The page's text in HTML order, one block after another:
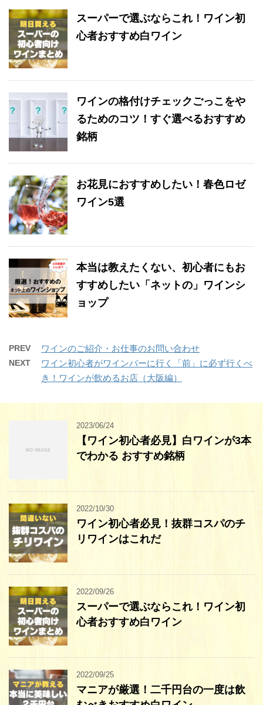
スーパーで選ぶならこれ！ワイン初
心者おすすめ白ワイン
ワインの格付けチェックごっこをや
るためのコツ！すぐ選べるおすすめ
銘柄
お花見におすすめしたい！春色ロゼ
ワイン5選
本当は教えたくない、初心者にもお
すすめしたい「ネットの」ワインシ
ョップ
PREV ワインのご紹介・お仕事のお問い合わせ
NEXT
ワイン初心者がワインバーに行く「前」に必ず行くべ
き！ワインが飲めるお店（大阪編）
2023/06/24
【ワイン初心者必見】白ワインが3本
でわかる おすすめ銘柄
2022/10/30
ワイン初心者必見！抜群コスパのチ
リワインはこれだ
2022/09/26
スーパーで選ぶならこれ！ワイン初
心者おすすめ白ワイン
2022/09/25
マニアが厳選！二千円台の一度は飲